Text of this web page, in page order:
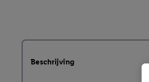
Beschrijving